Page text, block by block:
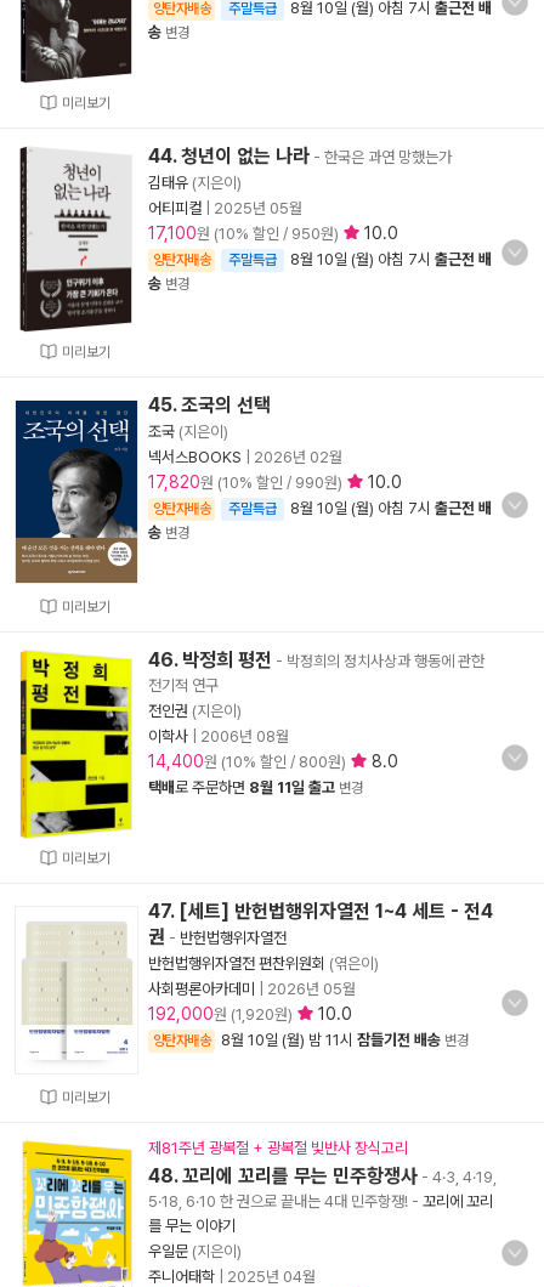
미리보기
양탄자배송 주말특급 8월 10일 (월) 아침 7시 출근전 배
송 변경
미리보기
44. 청년이 없는 나라 - 한국은 과연 망했는가
김태유 (지은이)
어티피컬
2025년 05월
17,100원 (10% 할인 / 950원) 10.0
양탄자배송 주말특급 8월 10일 (월) 아침 7시 출근전 배
송 변경
미리보기
45. 조국의 선택
조국 (지은이)
넥서스BOOKS
2026년 02월
17,820원 (10% 할인 / 990원) 10.0
양탄자배송 주말특급 8월 10일 (월) 아침 7시 출근전 배
송 변경
미리보기
46. 박정희 평전 - 박정희의 정치사상과 행동에 관한
전기적 연구
전인권 (지은이)
이학사
2006년 08월
14,400원 (10% 할인 / 800원) 8.0
택배로 주문하면 8월 11일 출고 변경
미리보기
47. [세트] 반헌법행위자열전 1~4 세트 - 전4
권 - 반헌법행위자열전
반헌법행위자열전 편찬위원회 (엮은이)
사회평론아카데미
2026년 05월
192,000원 (1,920원) 10.0
양탄자배송 8월 10일 (월) 밤 11시 잠들기전 배송 변경
제81주년 광복절 + 광복절 빛반사 장식고리
48. 꼬리에 꼬리를 무는 민주항쟁사 - 4·3, 4·19,
5·18, 6·10 한 권으로 끝내는 4대 민주항쟁! - 꼬리에 꼬리
를 무는 이야기
우일문 (지은이)
주니어태학
2025년 04월